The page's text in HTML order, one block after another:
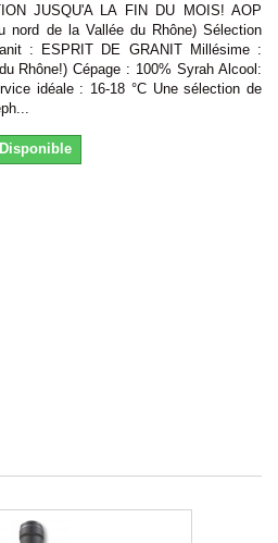
JUSQU'A LA FIN DU MOIS! AOP
nord de la Vallée du Rhône) Sélection
: ESPRIT DE GRANIT Millésime :
Rhône!) Cépage : 100% Syrah Alcool:
idéale : 16-18 °C Une sélection de
Disponible